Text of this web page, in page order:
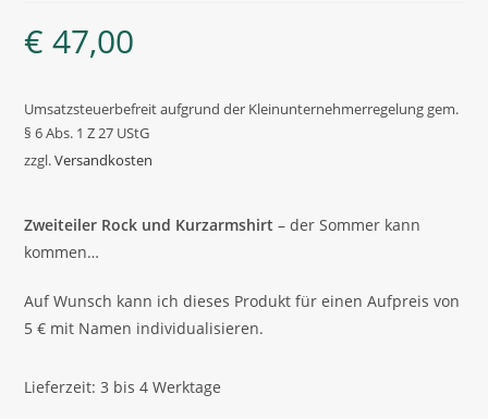
€ 47,00
Umsatzsteuerbefreit aufgrund der Kleinunternehmerregelung gem.
§ 6 Abs. 1 Z 27 UStG
zzgl.Versandkosten
Zweiteiler Rock und Kurzarmshirt– der Sommer kann
kommen…
Auf Wunsch kann ich dieses Produkt für einen Aufpreis von
5 € mit Namen individualisieren.
Lieferzeit:3 bis 4 Werktage